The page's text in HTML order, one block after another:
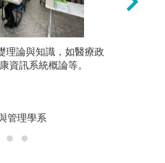
理論與知識，如醫療政
資訊系統概論等。
管理學系